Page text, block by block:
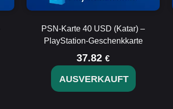
PSN-Karte 40 USD (Katar) –
PlayStation-Geschenkkarte
37.82 €
AUSVERKAUFT